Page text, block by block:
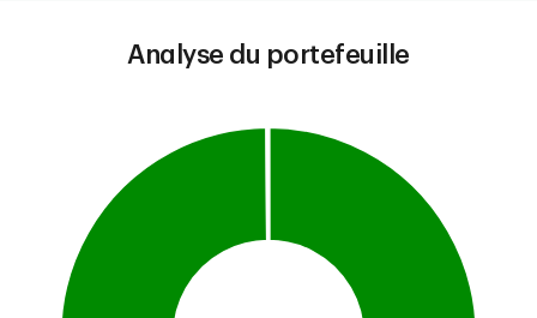
Analyse du portefeuille
Pie chart with 2 slices.
This is a portfolio analysis pie chart